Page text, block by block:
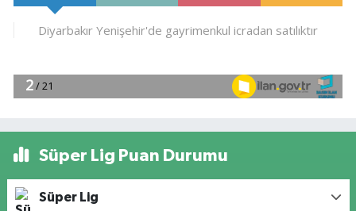
Süper Lig Puan Durumu
Süper Lig